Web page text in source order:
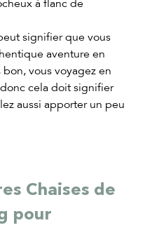
à flanc de
signifier que vous
aventure en
bon, vous voyagez en
cela doit signifier
aussi apporter un peu
Chaises de
pour